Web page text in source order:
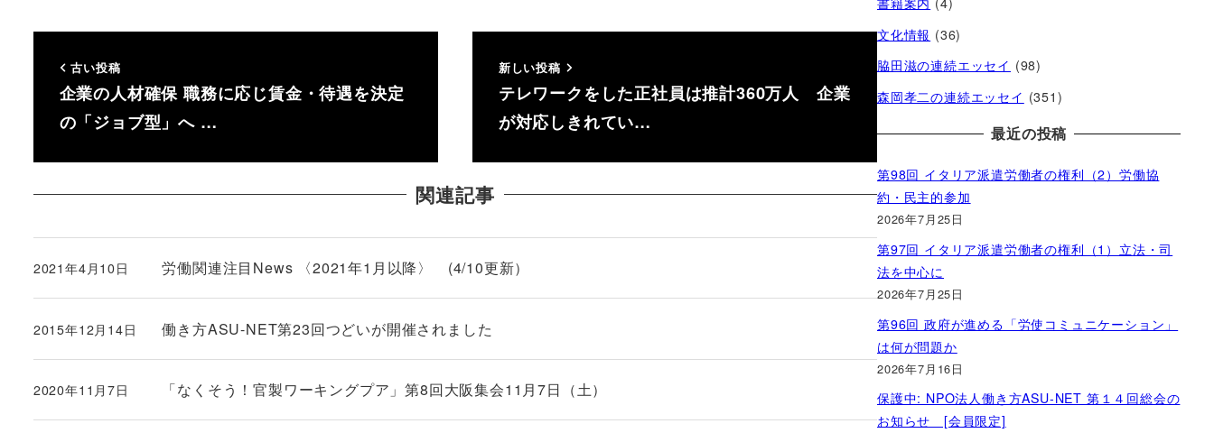
古い投稿
企業の人材確保 職務に応じ賃金・待遇を決定
の「ジョブ型」へ …
新しい投稿
テレワークをした正社員は推計360万人 企業
が対応しきれてい…
関連記事
労働関連注目News 〈2021年1月以降〉 (4/10更新）
投稿日
2021年4月10日
働き方ASU-NET第23回つどいが開催されました
投稿日
2015年12月14日
「なくそう！官製ワーキングプア」第8回大阪集会11月7日（土）
投稿日
2020年11月7日
文化情報 (36)
脇田滋の連続エッセイ (98)
森岡孝二の連続エッセイ (351)
最近の投稿
第98回 イタリア派遣労働者の権利（2）労働協
約・民主的参加
2026年7月25日
第97回 イタリア派遣労働者の権利（1）立法・司
法を中心に
2026年7月25日
第96回 政府が進める「労使コミュニケーション」
は何が問題か
2026年7月16日
保護中: NPO法人働き方ASU-NET 第１４回総会の
お知らせ [会員限定]